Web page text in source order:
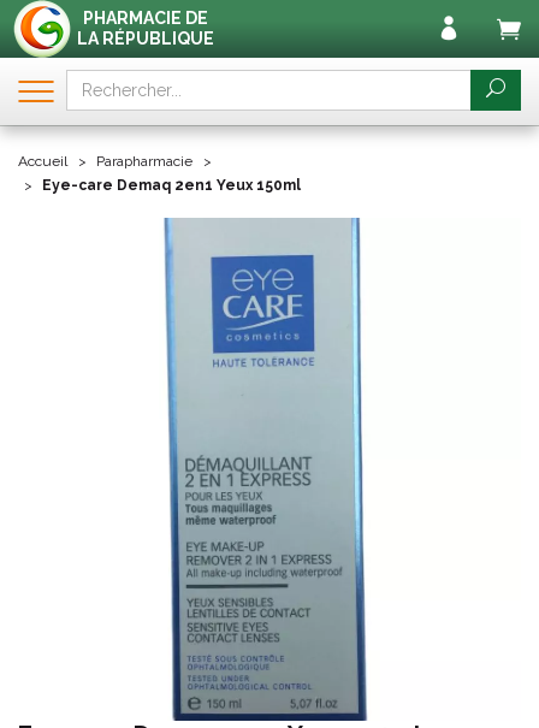
PHARMACIE DE
LA RÉPUBLIQUE
Accueil
Parapharmacie
Eye-care Demaq 2en1 Yeux 150ml